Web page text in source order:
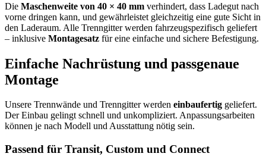
Die Maschenweite von 40 × 40 mm verhindert, dass Ladegut nach
vorne dringen kann, und gewährleistet gleichzeitig eine gute Sicht in
den Laderaum. Alle Trenngitter werden fahrzeugspezifisch geliefert
– inklusive Montagesatz für eine einfache und sichere Befestigung.
Einfache Nachrüstung und passgenaue
Montage
Unsere Trennwände und Trenngitter werden einbaufertig geliefert.
Der Einbau gelingt schnell und unkompliziert. Anpassungsarbeiten
können je nach Modell und Ausstattung nötig sein.
Passend für Transit, Custom und Connect